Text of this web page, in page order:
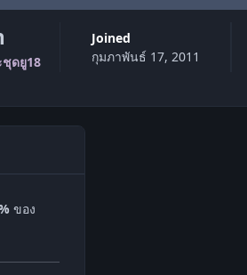
ชุดยู18
Joined
กุมภาพันธ์ 17, 2011
ของ